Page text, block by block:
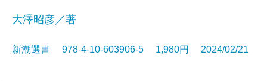
大澤昭彦／著
新潮選書 978-4-10-603906-5 1,980円 2024/02/21